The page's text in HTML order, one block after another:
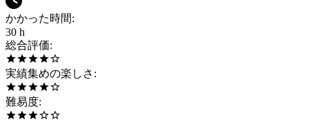
かかった時間:
30 h
総合評価:
実績集めの楽しさ :
難易度: